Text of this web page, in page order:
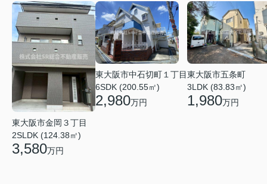
東大阪市金岡３丁目
2SLDK (124.38㎡)
3,580万円
東大阪市中石切町１丁目
6SDK (200.55㎡)
2,980万円
東大阪市五条町
3LDK (83.83㎡)
1,980万円